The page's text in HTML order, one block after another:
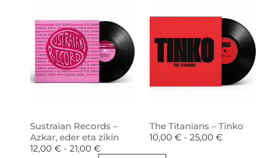
Sustraian Records –
Azkar, eder eta zikin
12,00 € - 21,00 €
The Titanians – Tinko
10,00 € - 25,00 €